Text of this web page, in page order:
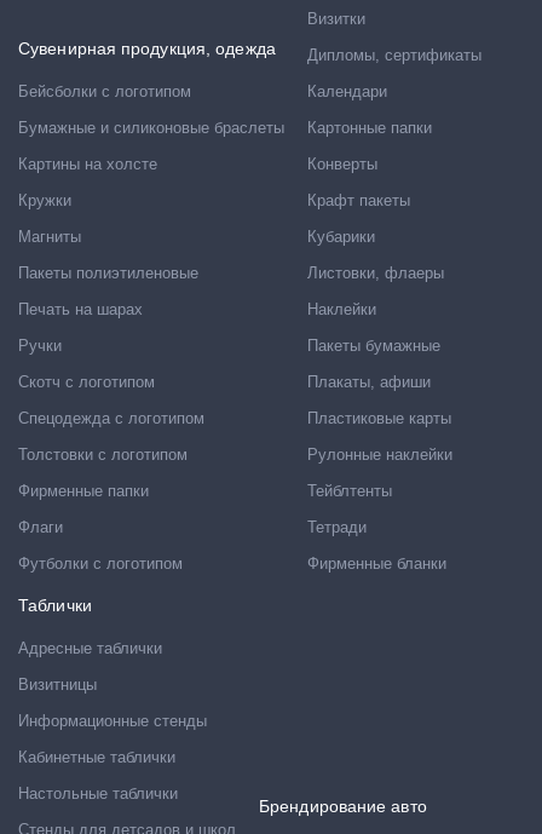
Сувенирная продукция, одежда
Бейсболки с логотипом
Бумажные и силиконовые браслеты
Картины на холсте
Кружки
Магниты
Пакеты полиэтиленовые
Печать на шарах
Ручки
Скотч с логотипом
Спецодежда с логотипом
Толстовки с логотипом
Фирменные папки
Флаги
Футболки с логотипом
Визитки
Дипломы, сертификаты
Календари
Картонные папки
Конверты
Крафт пакеты
Кубарики
Листовки, флаеры
Наклейки
Пакеты бумажные
Плакаты, афиши
Пластиковые карты
Рулонные наклейки
Тейблтенты
Тетради
Фирменные бланки
Таблички
Адресные таблички
Визитницы
Информационные стенды
Кабинетные таблички
Настольные таблички
Стенды для детсадов и школ
Брендирование авто